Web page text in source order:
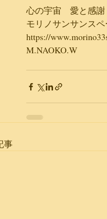
心の宇宙　愛と感謝
モリノサンサンスペ
https://
M.NAOKO.W
事